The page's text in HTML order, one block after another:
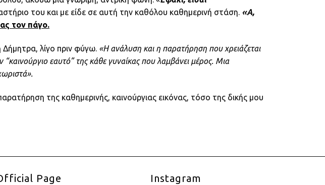
του και με είδε σε αυτή την καθόλου καθημερινή στάση. «Α,
τον πάγο.
λίγο πριν φύγω. «Η ανάλυση και η παρατήρηση που χρειάζεται
εαυτό” της κάθε γυναίκας που λαμβάνει μέρος. Μια
της καθημερινής, καινούργιας εικόνας, τόσο της δικής μου
Page Instagram